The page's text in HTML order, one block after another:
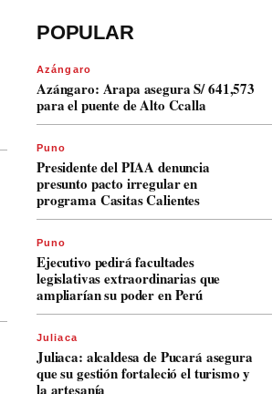
POPULAR
Azángaro
Azángaro: Arapa asegura S/ 641,573
para el puente de Alto Ccalla
Puno
Presidente del PIAA denuncia
presunto pacto irregular en
programa Casitas Calientes
Puno
Ejecutivo pedirá facultades
legislativas extraordinarias que
ampliarían su poder en Perú
Juliaca
Juliaca: alcaldesa de Pucará asegura
que su gestión fortaleció el turismo y
la artesanía